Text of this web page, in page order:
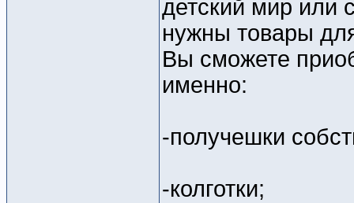
детский мир или
нужны товары
Вы сможете
именно:
-получешки
-колготки;